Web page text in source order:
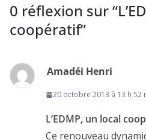
0 réflexion sur “
coopératif”
Amadéi Henri
20 octobre 2013 à 13 h 52
L’EDMP, un local
Ce renouveau